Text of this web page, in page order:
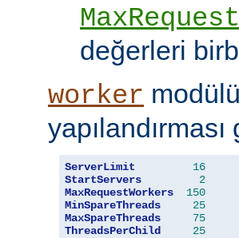
değerleri
worker
ServerLimit
16
StartServers
2
MaxRequestWorkers
150
MinSpareThreads
25
MaxSpareThreads
75
ThreadsPerChild
25